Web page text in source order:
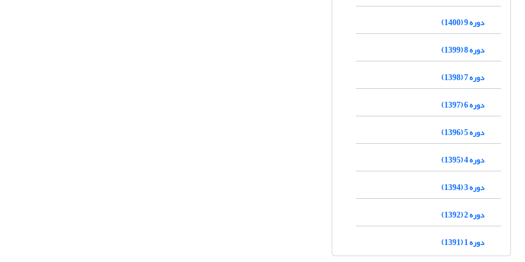
دوره 9 (1400)
دوره 8 (1399)
دوره 7 (1398)
دوره 6 (1397)
دوره 5 (1396)
دوره 4 (1395)
دوره 3 (1394)
دوره 2 (1392)
دوره 1 (1391)